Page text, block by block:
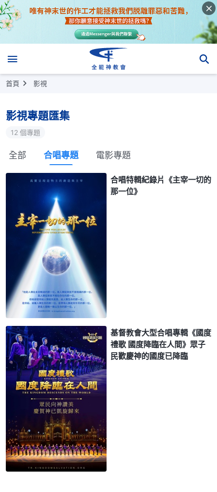
首頁 影視
影視專題匯集
12 個專題
全部 合唱專題 電影專題
合唱特輯紀錄片《主宰一切的
那一位》
基督教會大型合唱專輯《國度
禮歌 國度降臨在人間》眾子
民歡慶神的國度已降臨